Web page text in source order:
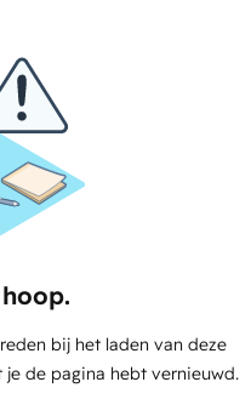
bij het laden van deze
de pagina hebt vernieuwd.